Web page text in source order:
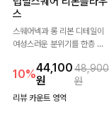
스
스퀘어넥과 롱 리본 디테일이
여성스러운 분위기를 한층 더
스럽게 잡힌 셔링과 봉긋한 소
매가 여리한 실루엣을 연출해
특별한 날은 물론 데일리룩으
10%44,100
원
48,900
원
리뷰 카운트 영역